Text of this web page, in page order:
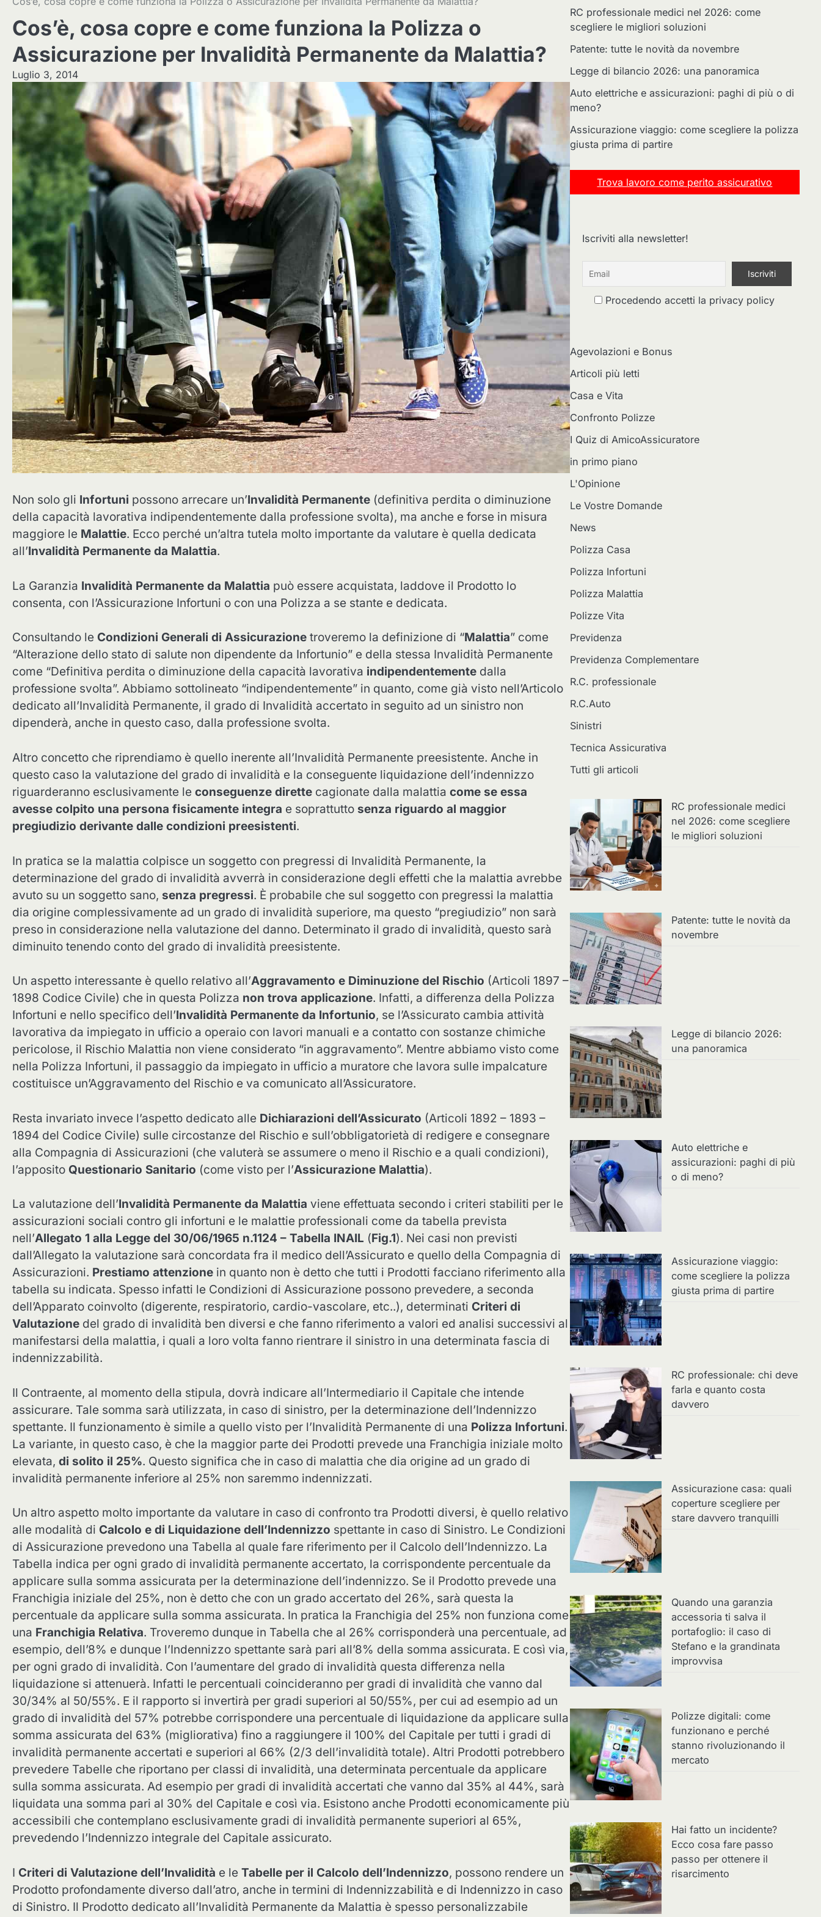
Cos’è, cosa copre e come funziona la Polizza o
Assicurazione per Invalidità Permanente da Malattia?
Luglio 3, 2014
Non solo gli Infortuni possono arrecare un’Invalidità Permanente (definitiva perdita o diminuzione
della capacità lavorativa indipendentemente dalla professione svolta), ma anche e forse in misura
maggiore le Malattie. Ecco perché un’altra tutela molto importante da valutare è quella dedicata
all’Invalidità Permanente da Malattia.
La Garanzia Invalidità Permanente da Malattia può essere acquistata, laddove il Prodotto lo
consenta, con l’Assicurazione Infortuni o con una Polizza a se stante e dedicata.
Consultando le Condizioni Generali di Assicurazione troveremo la definizione di “Malattia” come
“Alterazione dello stato di salute non dipendente da Infortunio” e della stessa Invalidità Permanente
come “Definitiva perdita o diminuzione della capacità lavorativa indipendentemente dalla
professione svolta”. Abbiamo sottolineato “indipendentemente” in quanto, come già visto nell’Articolo
dedicato all’Invalidità Permanente, il grado di Invalidità accertato in seguito ad un sinistro non
dipenderà, anche in questo caso, dalla professione svolta.
Altro concetto che riprendiamo è quello inerente all’Invalidità Permanente preesistente. Anche in
questo caso la valutazione del grado di invalidità e la conseguente liquidazione dell’indennizzo
riguarderanno esclusivamente le conseguenze dirette cagionate dalla malattia come se essa
avesse colpito una persona fisicamente integra e soprattutto senza riguardo al maggior
pregiudizio derivante dalle condizioni preesistenti.
In pratica se la malattia colpisce un soggetto con pregressi di Invalidità Permanente, la
determinazione del grado di invalidità avverrà in considerazione degli effetti che la malattia avrebbe
avuto su un soggetto sano, senza pregressi. È probabile che sul soggetto con pregressi la malattia
dia origine complessivamente ad un grado di invalidità superiore, ma questo “pregiudizio” non sarà
preso in considerazione nella valutazione del danno. Determinato il grado di invalidità, questo sarà
diminuito tenendo conto del grado di invalidità preesistente.
Un aspetto interessante è quello relativo all’Aggravamento e Diminuzione del Rischio (Articoli 1897 –
1898 Codice Civile) che in questa Polizza non trova applicazione. Infatti, a differenza della Polizza
Infortuni e nello specifico dell’Invalidità Permanente da Infortunio, se l’Assicurato cambia attività
lavorativa da impiegato in ufficio a operaio con lavori manuali e a contatto con sostanze chimiche
pericolose, il Rischio Malattia non viene considerato “in aggravamento”. Mentre abbiamo visto come
nella Polizza Infortuni, il passaggio da impiegato in ufficio a muratore che lavora sulle impalcature
costituisce un’Aggravamento del Rischio e va comunicato all’Assicuratore.
Resta invariato invece l’aspetto dedicato alle Dichiarazioni dell’Assicurato (Articoli 1892 – 1893 –
1894 del Codice Civile) sulle circostanze del Rischio e sull’obbligatorietà di redigere e consegnare
alla Compagnia di Assicurazioni (che valuterà se assumere o meno il Rischio e a quali condizioni),
l’apposito Questionario Sanitario (come visto per l’Assicurazione Malattia).
La valutazione dell’Invalidità Permanente da Malattia viene effettuata secondo i criteri stabiliti per le
assicurazioni sociali contro gli infortuni e le malattie professionali come da tabella prevista
nell’Allegato 1 alla Legge del 30/06/1965 n.1124 – Tabella INAIL (Fig.1). Nei casi non previsti
dall’Allegato la valutazione sarà concordata fra il medico dell’Assicurato e quello della Compagnia di
Assicurazioni. Prestiamo attenzione in quanto non è detto che tutti i Prodotti facciano riferimento alla
tabella su indicata. Spesso infatti le Condizioni di Assicurazione possono prevedere, a seconda
dell’Apparato coinvolto (digerente, respiratorio, cardio-vascolare, etc..), determinati Criteri di
Valutazione del grado di invalidità ben diversi e che fanno riferimento a valori ed analisi successivi al
manifestarsi della malattia, i quali a loro volta fanno rientrare il sinistro in una determinata fascia di
indennizzabilità.
Il Contraente, al momento della stipula, dovrà indicare all’Intermediario il Capitale che intende
assicurare. Tale somma sarà utilizzata, in caso di sinistro, per la determinazione dell’Indennizzo
spettante. Il funzionamento è simile a quello visto per l’Invalidità Permanente di una Polizza Infortuni.
La variante, in questo caso, è che la maggior parte dei Prodotti prevede una Franchigia iniziale molto
elevata, di solito il 25%. Questo significa che in caso di malattia che dia origine ad un grado di
invalidità permanente inferiore al 25% non saremmo indennizzati.
Un altro aspetto molto importante da valutare in caso di confronto tra Prodotti diversi, è quello relativo
alle modalità di Calcolo e di Liquidazione dell’Indennizzo spettante in caso di Sinistro. Le Condizioni
di Assicurazione prevedono una Tabella al quale fare riferimento per il Calcolo dell’Indennizzo. La
Tabella indica per ogni grado di invalidità permanente accertato, la corrispondente percentuale da
applicare sulla somma assicurata per la determinazione dell’indennizzo. Se il Prodotto prevede una
Franchigia iniziale del 25%, non è detto che con un grado accertato del 26%, sarà questa la
percentuale da applicare sulla somma assicurata. In pratica la Franchigia del 25% non funziona come
una Franchigia Relativa. Troveremo dunque in Tabella che al 26% corrisponderà una percentuale, ad
esempio, dell’8% e dunque l’Indennizzo spettante sarà pari all’8% della somma assicurata. E così via,
per ogni grado di invalidità. Con l’aumentare del grado di invalidità questa differenza nella
liquidazione si attenuerà. Infatti le percentuali coincideranno per gradi di invalidità che vanno dal
30/34% al 50/55%. E il rapporto si invertirà per gradi superiori al 50/55%, per cui ad esempio ad un
grado di invalidità del 57% potrebbe corrispondere una percentuale di liquidazione da applicare sulla
somma assicurata del 63% (migliorativa) fino a raggiungere il 100% del Capitale per tutti i gradi di
invalidità permanente accertati e superiori al 66% (2/3 dell’invalidità totale). Altri Prodotti potrebbero
prevedere Tabelle che riportano per classi di invalidità, una determinata percentuale da applicare
sulla somma assicurata. Ad esempio per gradi di invalidità accertati che vanno dal 35% al 44%, sarà
liquidata una somma pari al 30% del Capitale e così via. Esistono anche Prodotti economicamente più
accessibili che contemplano esclusivamente gradi di invalidità permanente superiori al 65%,
prevedendo l’Indennizzo integrale del Capitale assicurato.
I Criteri di Valutazione dell’Invalidità e le Tabelle per il Calcolo dell’Indennizzo, possono rendere un
Prodotto profondamente diverso dall’atro, anche in termini di Indennizzabilità e di Indennizzo in caso
di Sinistro. Il Prodotto dedicato all’Invalidità Permanente da Malattia è spesso personalizzabile
RC professionale medici nel 2026: come
scegliere le migliori soluzioni
Patente: tutte le novità da novembre
Legge di bilancio 2026: una panoramica
Auto elettriche e assicurazioni: paghi di più o di
meno?
Assicurazione viaggio: come scegliere la polizza
giusta prima di partire
Trova lavoro come perito assicurativo
Iscriviti alla newsletter!
Procedendo accetti la privacy policy
Agevolazioni e Bonus
Articoli più letti
Casa e Vita
Confronto Polizze
I Quiz di AmicoAssicuratore
in primo piano
L'Opinione
Le Vostre Domande
News
Polizza Casa
Polizza Infortuni
Polizza Malattia
Polizze Vita
Previdenza
Previdenza Complementare
R.C. professionale
R.C.Auto
Sinistri
Tecnica Assicurativa
Tutti gli articoli
RC professionale medici
nel 2026: come scegliere
le migliori soluzioni
Patente: tutte le novità da
novembre
Legge di bilancio 2026:
una panoramica
Auto elettriche e
assicurazioni: paghi di più
o di meno?
Assicurazione viaggio:
come scegliere la polizza
giusta prima di partire
RC professionale: chi deve
farla e quanto costa
davvero
Assicurazione casa: quali
coperture scegliere per
stare davvero tranquilli
Quando una garanzia
accessoria ti salva il
portafoglio: il caso di
Stefano e la grandinata
improvvisa
Polizze digitali: come
funzionano e perché
stanno rivoluzionando il
mercato
Hai fatto un incidente?
Ecco cosa fare passo
passo per ottenere il
risarcimento